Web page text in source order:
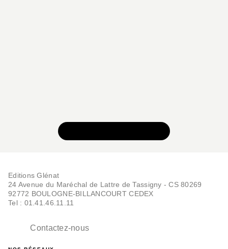
Editions Glénat
24 Avenue du Maréchal de Lattre de Tassigny - CS 80269
92772 BOULOGNE-BILLANCOURT CEDEX
Tel : 01.41.46.11.11
Contactez-nous